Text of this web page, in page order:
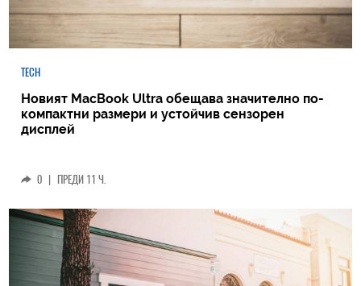
TECH
Новият MacBook Ultra обещава значително по-
компактни размери и устойчив сензорен
дисплей
0 | ПРЕДИ 11 Ч.